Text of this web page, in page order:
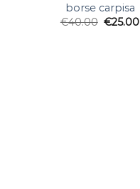
borse carpisa
€40.00 €25.00